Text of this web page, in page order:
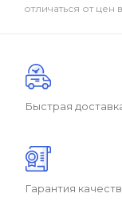
отличаться от цен
Быстрая
Гарантия